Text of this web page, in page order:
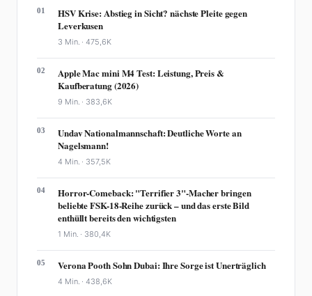
01
HSV Krise: Abstieg in Sicht? nächste Pleite gegen
Leverkusen
3 Min. ·475,6K
02
Apple Mac mini M4 Test: Leistung, Preis &
Kaufberatung (2026)
9 Min. · 383,6K
03
Undav Nationalmannschaft: Deutliche Worte an
Nagelsmann!
4 Min. · 357,5K
04
Horror-Comeback: "Terrifier 3"-Macher bringen
beliebte FSK-18-Reihe zurück – und das erste Bild
enthüllt bereits den wichtigsten
1 Min. · 380,4K
05 Verona Pooth Sohn Dubai: Ihre Sorge ist Unerträglich
4 Min. ·438,6K